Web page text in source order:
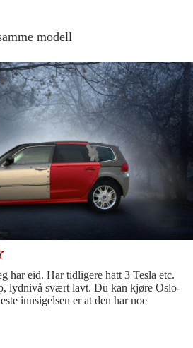
modell
har eid. Har tidligere hatt 3 Tesla etc.
lydnivå svært lavt. Du kan kjøre Oslo-
innsigelsen er at den har noe